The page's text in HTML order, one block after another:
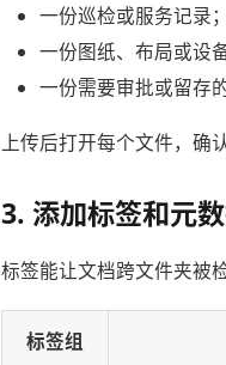
一份巡检或服务记录；
一份图纸、布局或设
一份需要审批或留存
上传后打开每个文件，确
3. 添加标签和元
标签能让文档跨文件夹被检
标签组